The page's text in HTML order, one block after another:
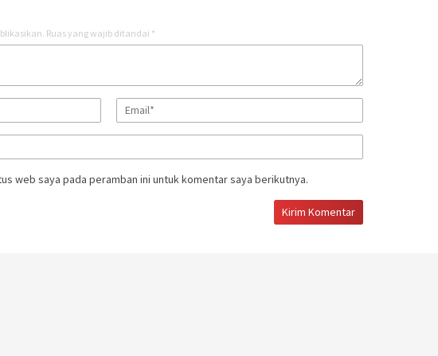
Ruas yang wajib ditandai *
web saya pada peramban ini untuk komentar saya berikutnya.